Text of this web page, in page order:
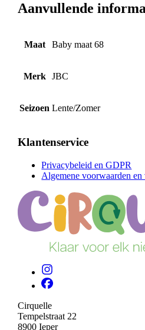
Aanvullende
Maat Baby maat 68
Merk JBC
Seizoen Lente/Zomer
Klantenservice
Privacybeleid en GDPR
Algemene voorwaarden en
Cirquelle
Tempelstraat 22
8900 Ieper